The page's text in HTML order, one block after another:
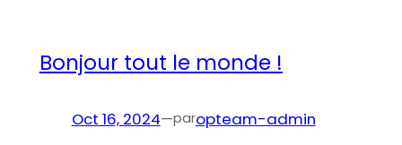
Bonjour tout le monde !
Oct 16, 2024—paropteam-admin